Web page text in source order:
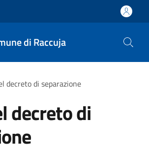
di Raccuja
pane
decreto di separazione
decreto di